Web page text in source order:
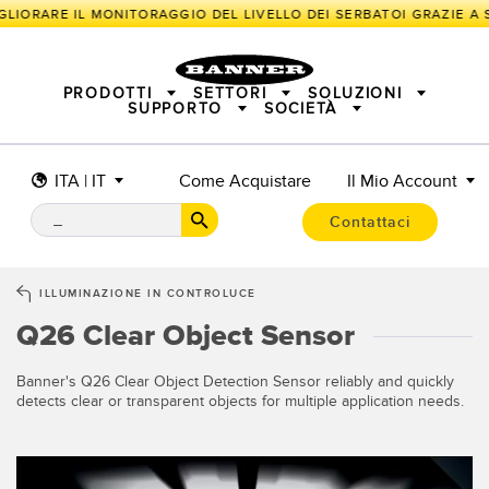
IL MONITORAGGIO DEL LIVELLO DEI SERBATOI GRAZIE A
ITA | IT Come Acquistare Il Mio Account
Contattaci
PRODOTTI
SENSORI
SOLUZIONI DI MISURA
ILLUMINATORI E INDICATORI
SICUREZZA DELLE MACCHINE
CONNECTIVITY
SOLUZIONI PER IL MONITORAGGIO
SNAP SIGNAL
NUOVI PRODOTTI
SETTORI SOLUZIONI
IIOT E LA FABBRICA INTELLIGENTE
SENSORI INTELLIGENTI
PROTEZIONE DI MACCHINARI
MISURAZIONE E ISPEZIONE
CONTROLLO QUALITÀ
RILEVAMENTO VEICOLI
MANUTENZIONE PREDITTIVA
SUPPORTO SOCIETÀ
ILLUMINAZIONE IN CONTROLUCE
Q26 Clear Object Sensor
Banner's Q26 Clear Object Detection Sensor reliably and quickly
detects clear or transparent objects for multiple application needs.